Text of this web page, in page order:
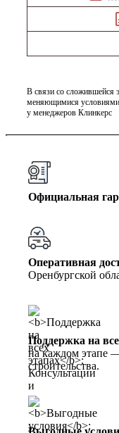
В связи со сложившейся
меняющимися условиями
у менеджеров Клинкерс
Официальная
Оперативная
Оренбургской
Поддержка на
на каждом этапе
строительства.